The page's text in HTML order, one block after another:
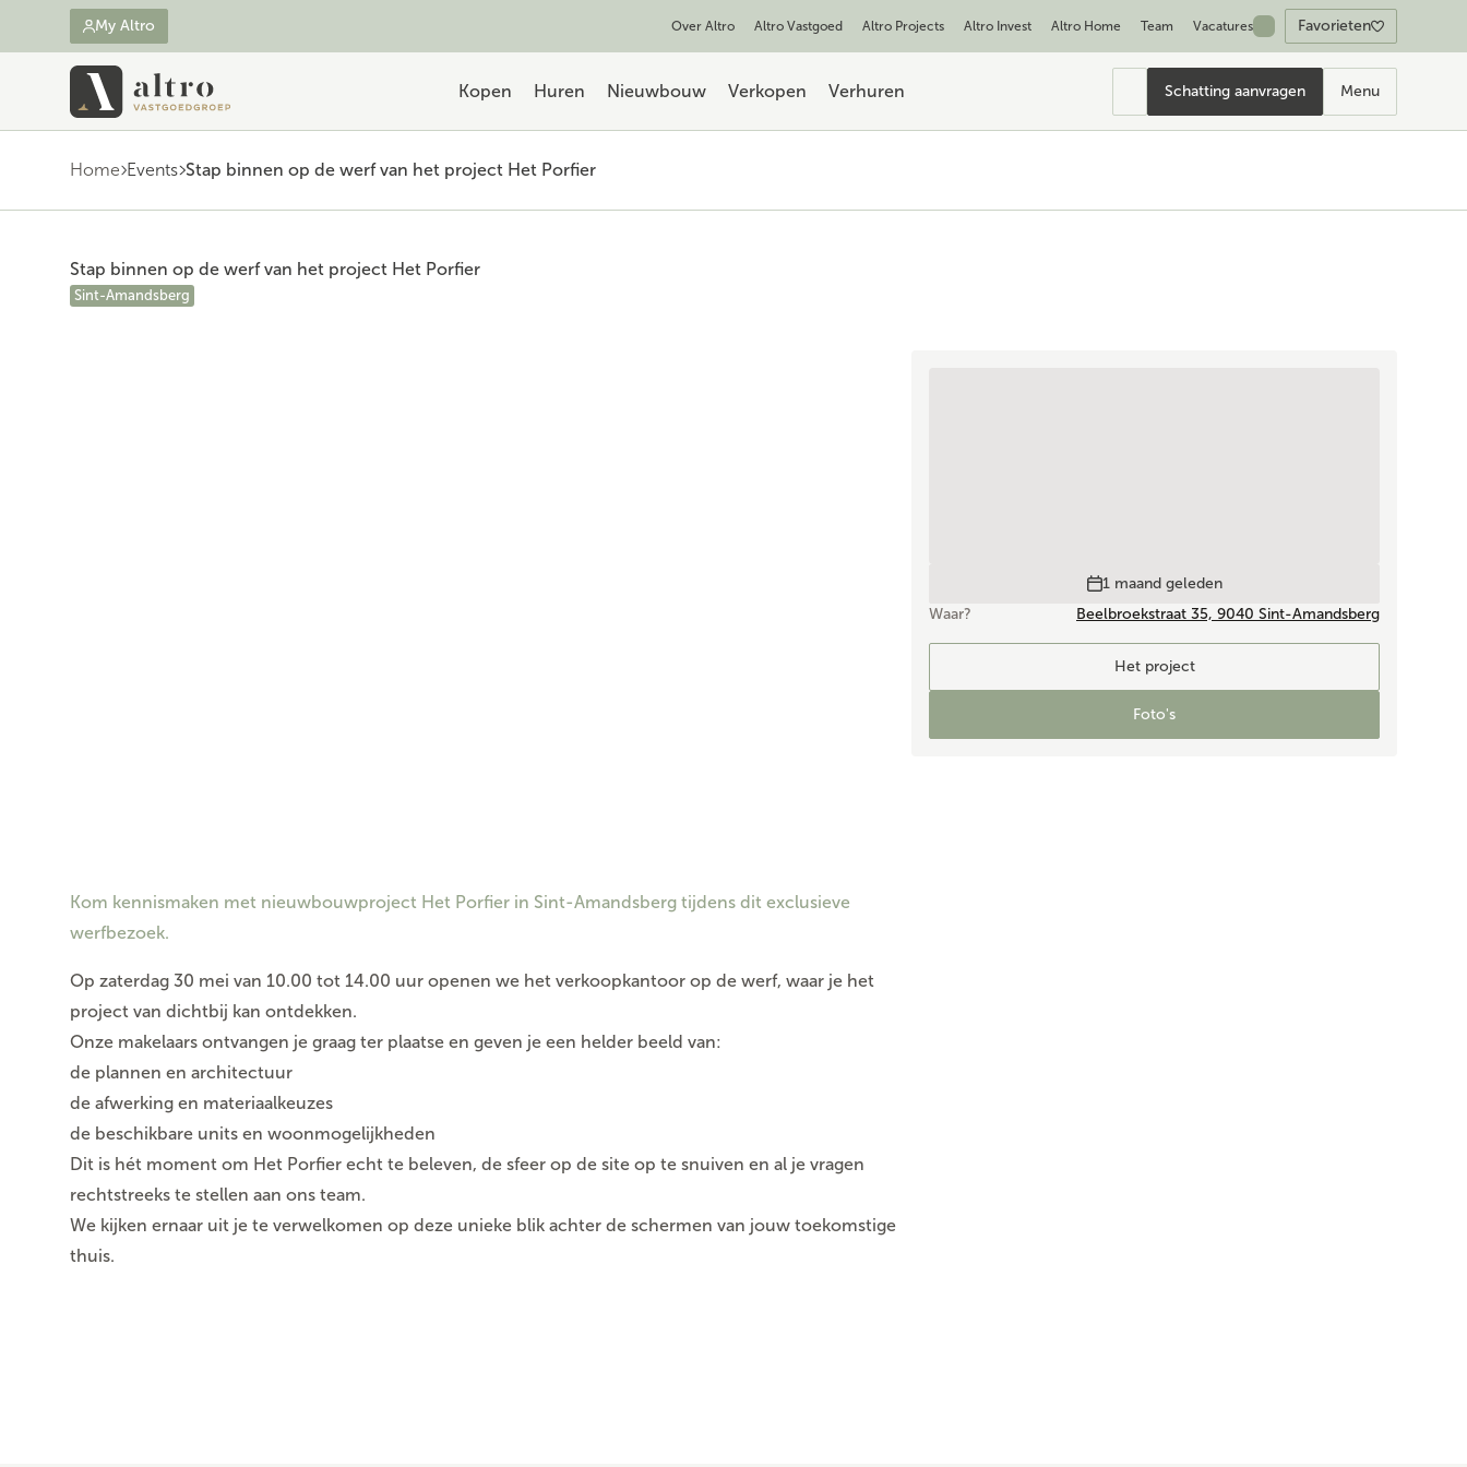
My Altro Over Altro Altro Vastgoed Altro Projects Altro Invest Altro Home Team Vacatures Favorieten
Kopen Huren Nieuwbouw Verkopen Verhuren Schatting aanvragen Menu
Home Events Stap binnen op de werf van het project Het Porfier
Stap binnen op de werf van het project Het Porfier
Sint-Amandsberg
Kom kennismaken met nieuwbouwproject Het Porfier in Sint-Amandsberg tijdens dit exclusieve
werfbezoek.
Op zaterdag 30 mei van 10.00 tot 14.00 uur openen we het verkoopkantoor op de werf, waar je het
project van dichtbij kan ontdekken.
Onze makelaars ontvangen je graag ter plaatse en geven je een helder beeld van:
de plannen en architectuur
de afwerking en materiaalkeuzes
de beschikbare units en woonmogelijkheden
Dit is hét moment om Het Porfier echt te beleven, de sfeer op de site op te snuiven en al je vragen
rechtstreeks te stellen aan ons team.
We kijken ernaar uit je te verwelkomen op deze unieke blik achter de schermen van jouw toekomstige
thuis.
1 maand geleden
Waar?
Beelbroekstraat 35, 9040 Sint-Amandsberg
Het project
Foto's